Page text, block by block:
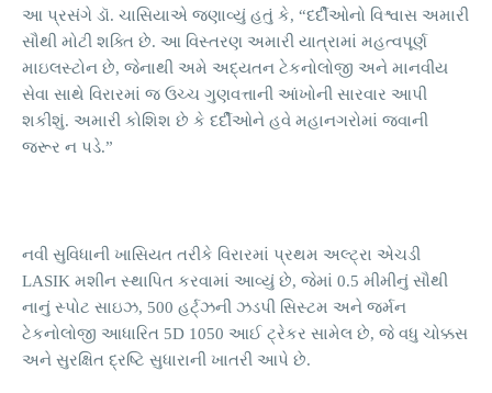
આ પ્રસંગે ડૉ. ચાસિયાએ જણાવ્યું હતું કે, “દર્દીઓનો વિશ્વાસ અમારી
સૌથી મોટી શક્તિ છે. આ વિસ્તરણ અમારી યાત્રામાં મહત્વપૂર્ણ
માઇલસ્ટોન છે, જેનાથી અમે અદ્યતન ટેકનોલોજી અને માનવીય
સેવા સાથે વિરારમાં જ ઉચ્ચ ગુણવત્તાની આંખોની સારવાર આપી
શકીશું. અમારી કોશિશ છે કે દર્દીઓને હવે મહાનગરોમાં જવાની
જરૂર ન પડે.”
નવી સુવિધાની ખાસિયત તરીકે વિરારમાં પ્રથમ અલ્ટ્રા એચડી
LASIK મશીન સ્થાપિત કરવામાં આવ્યું છે, જેમાં 0.5 મીમીનું સૌથી
નાનું સ્પોટ સાઇઝ, 500 હર્ટ્ઝની ઝડપી સિસ્ટમ અને જર્મન
ટેકનોલોજી આધારિત 5D 1050 આઈ ટ્રેકર સામેલ છે, જે વધુ ચોક્કસ
અને સુરક્ષિત દ્રષ્ટિ સુધારાની ખાતરી આપે છે.